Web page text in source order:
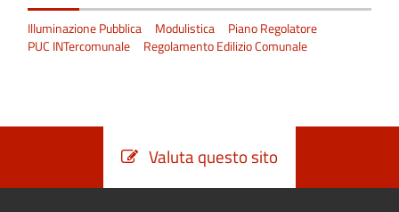
Illuminazione Pubblica Modulistica
Piano Regolatore
PUC INTercomunale
Regolamento Edilizio Comunale
Valuta questo sito